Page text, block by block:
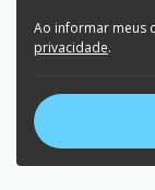
Ao informar meus
privacidade.